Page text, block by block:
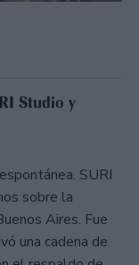
Studio y
SURI
sobre la
Aires. Fue
una cadena de